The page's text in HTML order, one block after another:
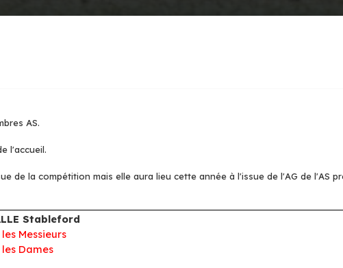
AS.
l'accueil.
de la compétition mais elle aura lieu cette année à l'issue de l'AG de l'AS
Stableford
Messieurs
Dames